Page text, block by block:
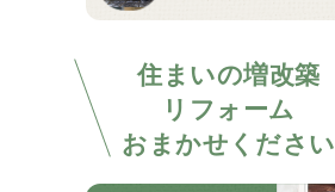
住まいの増改築
リフォーム
おまかせください